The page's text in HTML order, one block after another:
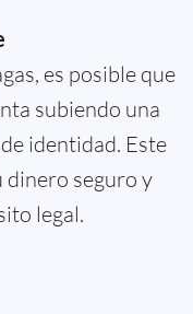
es posible que
subiendo una
identidad. Este
dinero seguro y
legal.